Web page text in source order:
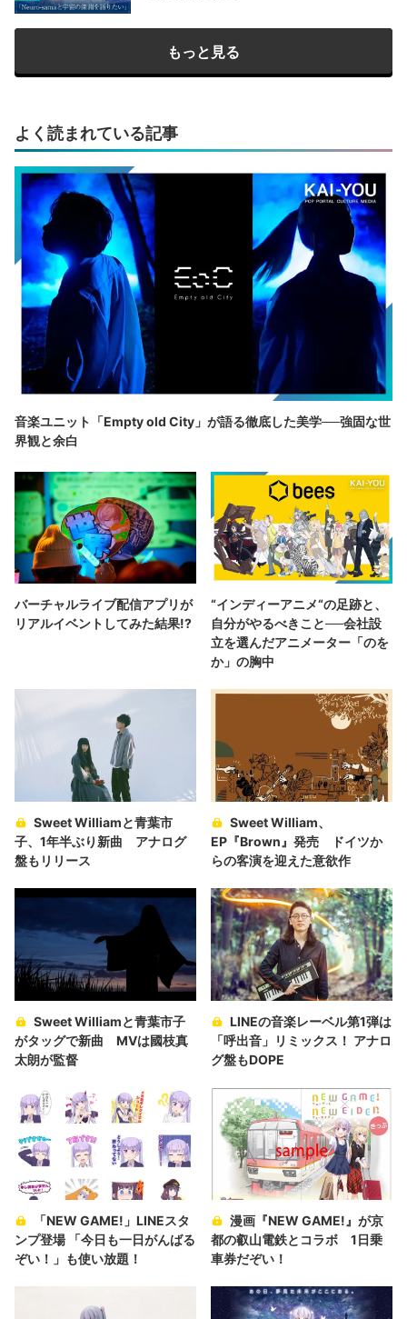
もっと見る
よく読まれている記事
音楽ユニット「Empty old City」が語る徹底した美学──強固な世
界観と余白
バーチャルライブ配信アプリが
リアルイベントしてみた結果!?
“インディーアニメ“の足跡と、
自分がやるべきこと──会社設
立を選んだアニメーター「のを
か」の胸中
Sweet Williamと青葉市
子、1年半ぶり新曲 アナログ
盤もリリース
Sweet William、
EP『Brown』発売 ドイツか
らの客演を迎えた意欲作
Sweet Williamと青葉市子
がタッグで新曲 MVは國枝真
太朗が監督
LINEの音楽レーベル第1弾は
「呼出音」リミックス！ アナロ
グ盤もDOPE
「NEW GAME!」LINEスタ
ンプ登場 「今日も一日がんばる
ぞい！」も使い放題！
漫画『NEW GAME!』が京
都の叡山電鉄とコラボ 1日乗
車券だぞい！